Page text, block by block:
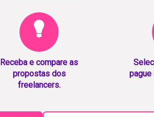
Receba e compare as
propostas dos
freelancers.
pague